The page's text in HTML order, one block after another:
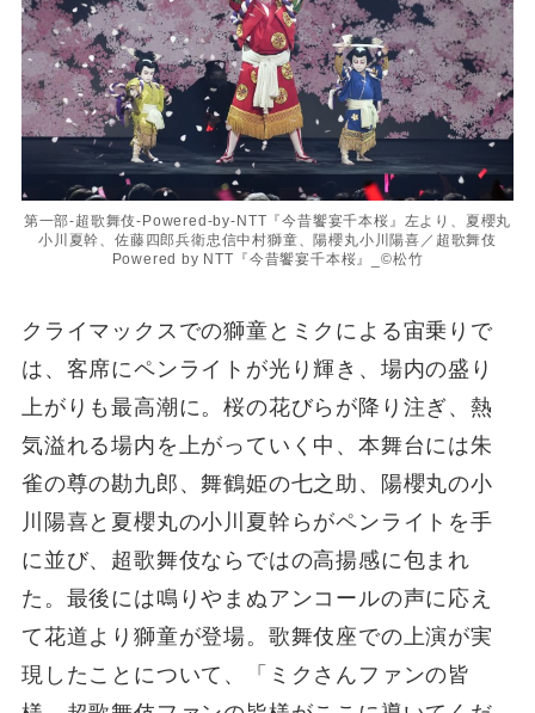
第一部-超歌舞伎-Powered-by-NTT『今昔饗宴千本桜』左より、夏櫻丸
小川夏幹、佐藤四郎兵衛忠信中村獅童、陽櫻丸小川陽喜／超歌舞伎
Powered by NTT『今昔饗宴千本桜』_©松竹
クライマックスでの獅童とミクによる宙乗りで
は、客席にペンライトが光り輝き、場内の盛り
上がりも最高潮に。桜の花びらが降り注ぎ、熱
気溢れる場内を上がっていく中、本舞台には朱
雀の尊の勘九郎、舞鶴姫の七之助、陽櫻丸の小
川陽喜と夏櫻丸の小川夏幹らがペンライトを手
に並び、超歌舞伎ならではの高揚感に包まれ
た。最後には鳴りやまぬアンコールの声に応え
て花道より獅童が登場。歌舞伎座での上演が実
現したことについて、「ミクさんファンの皆